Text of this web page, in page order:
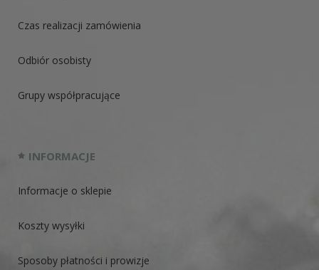
Czas realizacji zamówienia
Odbiór osobisty
Grupy współpracujące
INFORMACJE
Informacje o sklepie
Koszty wysyłki
Sposoby płatności i prowizje